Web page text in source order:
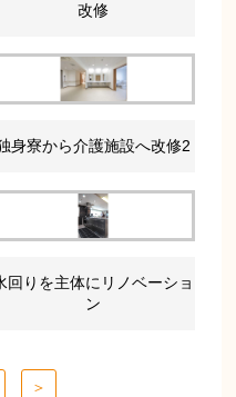
改修
身寮から介護施設へ改修2
回りを主体にリノベーショ
ン
＞